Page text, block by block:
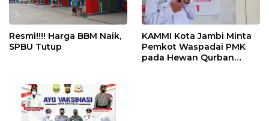
Resmi!!!! Harga BBM Naik,
SPBU Tutup
KAMMI Kota Jambi Minta
Pemkot Waspadai PMK
pada Hewan Qurban